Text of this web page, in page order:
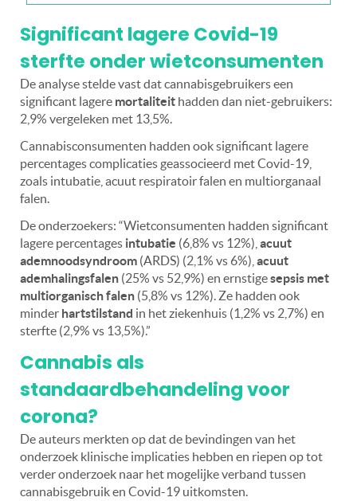
Significant lagere Covid-19
sterfte onder wietconsumenten
De analyse stelde vast dat cannabisgebruikers een
significant lagere mortaliteit hadden dan niet-gebruikers:
2,9% vergeleken met 13,5%.
Cannabisconsumenten hadden ook significant lagere
percentages complicaties geassocieerd met Covid-19,
zoals intubatie, acuut respiratoir falen en multiorganaal
falen.
De onderzoekers: “Wietconsumenten hadden significant
lagere percentages intubatie (6,8% vs 12%), acuut
ademnoodsyndroom (ARDS) (2,1% vs 6%), acuut
ademhalingsfalen (25% vs 52,9%) en ernstigesepsis met
multiorganisch falen (5,8% vs 12%). Ze hadden ook
minder hartstilstand in het ziekenhuis (1,2% vs 2,7%) en
sterfte (2,9% vs 13,5%).”
Cannabis als
standaardbehandeling voor
corona?
De auteurs merkten op dat de bevindingen van het
onderzoek klinische implicaties hebben en riepen op tot
verder onderzoek naar het mogelijke verband tussen
cannabisgebruik en Covid-19 uitkomsten.